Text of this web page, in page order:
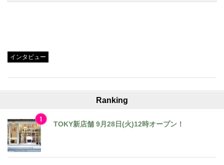
インタビュー
Ranking
TOKY新店舗 9月28日(火)12時オープン！